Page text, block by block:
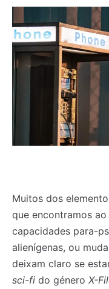
Muitos dos
que encontramos
capacidades para-
alienígenas, ou
deixam claro se
sci-fi do género X-